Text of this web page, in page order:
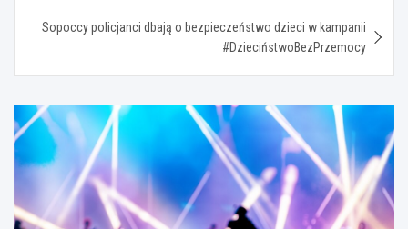
Sopoccy policjanci dbają o bezpieczeństwo dzieci w kampanii
#DzieciństwoBezPrzemocy